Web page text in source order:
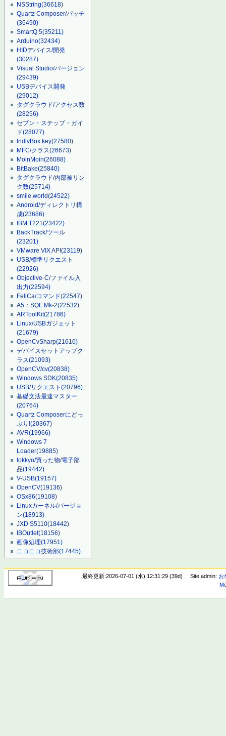
NSString(36618)
Quartz Composer/パッチ
(36490)
SmartQ 5(35211)
Arduino(32434)
HIDデバイス/開発
(30287)
Visual Studio/バージョン
(29439)
USBデバイス開発
(29012)
タグクラウド/アクセス数
(28256)
セブン・ステップ・ガイ
ド(28077)
IndivBox.key(27580)
MFC/クラス(26673)
MoinMoin(26088)
BitBake(25840)
タグクラウド/内部被リン
ク数(25714)
smile.world(24522)
Android/ディレクトリ構
成(23686)
IBM T221(23422)
BackTrack/ツール
(23201)
VMware VIX API(23119)
USB/標準リクエスト
(22926)
Objective-C/ファイル入
出力(22594)
FeliCa/コマンド(22547)
A5：SQL Mk-2(22532)
ARToolKit(21786)
Linux/USBガジェット
(21679)
OpenCvSharp(21610)
デバイスセットアップク
ラス(21093)
OpenCV/cv(20838)
Windows SDK(20835)
USB/リクエスト(20796)
基礎文法最速マスター
(20764)
Quartz Composerにどっ
ぷり!(20367)
AVR(19966)
Windows 7
Loader(19885)
tokkyo/買った物/電子部
品(19442)
V-USB(19157)
OpenCV(19136)
OSx86(19108)
Linuxカーネル/バージョ
ン(18913)
JXD S5110(18442)
IBOutlet(18156)
画像処理(17951)
ニコニコ技術部(17445)
最終更新:2026-07-01 (水) 12:31:29 (39d) Site admin: お